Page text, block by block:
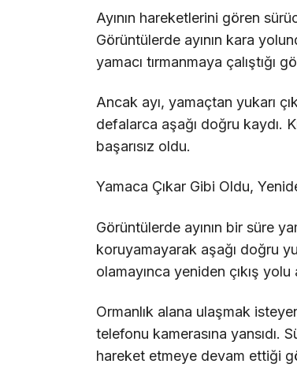
Ayının hareketlerini gören
Görüntülerde ayının kara
yamacı tırmanmaya çalıştığı
Ancak ayı, yamaçtan yukarı
defalarca aşağı doğru kaydı.
başarısız oldu.
Yamaca Çıkar Gibi Oldu,
Görüntülerde ayının bir süre
koruyamayarak aşağı doğru
olamayınca yeniden çıkış yolu
Ormanlık alana ulaşmak
telefonu kamerasına yansıdı.
hareket etmeye devam ettiği